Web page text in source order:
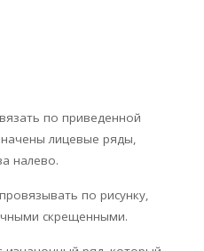
по приведенной
лицевые ряды,
налево.
по рисунку,
скрещенными.